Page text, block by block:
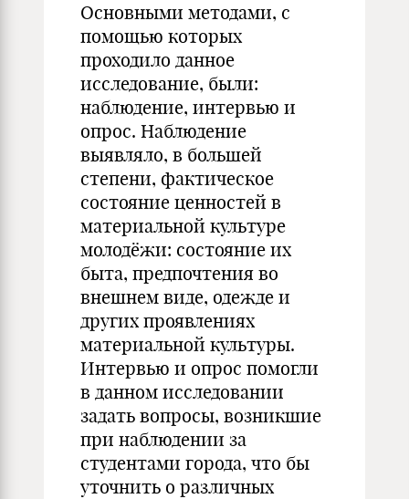
Основными методами, с
помощью которых
проходило данное
исследование, были:
наблюдение, интервью и
опрос. Наблюдение
выявляло, в большей
степени, фактическое
состояние ценностей в
материальной культуре
молодёжи: состояние их
быта, предпочтения во
внешнем виде, одежде и
других проявлениях
материальной культуры.
Интервью и опрос помогли
в данном исследовании
задать вопросы, возникшие
при наблюдении за
студентами города, что бы
уточнить о различных